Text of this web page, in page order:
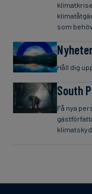
som
Håll dig
South
Få nya